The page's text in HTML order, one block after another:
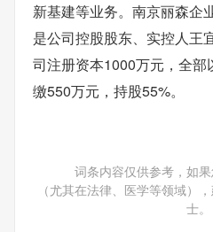
新基建等业务。南京丽森企
是公司控股股东、实控人王
司注册资本1000万元，全部
缴550万元，持股55%。
词条内容仅供参考，如
（尤其在法律、医学等领域）
士。